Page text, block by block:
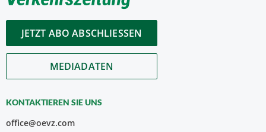
JETZT ABO ABSCHLIESSEN
MEDIADATEN
KONTAKTIEREN SIE UNS
office@oevz.com